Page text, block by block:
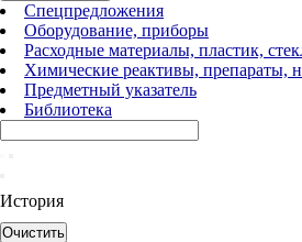
Спецпредложения
Оборудование, приборы
Расходные материалы, пластик,
Химические реактивы, препараты,
Предметный указатель
Библиотека
История
Очистить